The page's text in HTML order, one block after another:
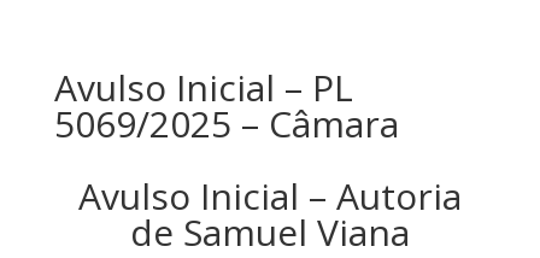
Avulso Inicial – PL
5069/2025 – Câmara
Avulso Inicial – Autoria
de Samuel Viana